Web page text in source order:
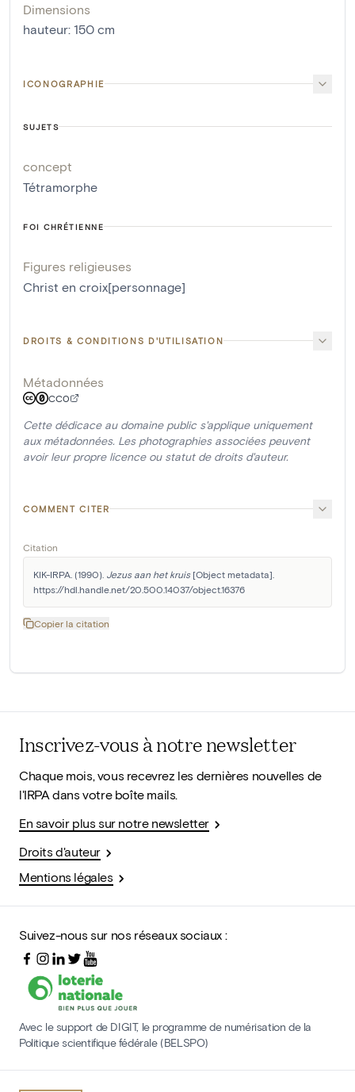
Dimensions
hauteur: 150 cm
ICONOGRAPHIE
SUJETS
concept
Tétramorphe
FOI CHRÉTIENNE
Figures religieuses
Christ en croix[personnage]
DROITS & CONDITIONS D'UTILISATION
Métadonnées
CC0
Cette dédicace au domaine public s'applique uniquement
aux métadonnées. Les photographies associées peuvent
avoir leur propre licence ou statut de droits d'auteur.
COMMENT CITER
Citation
KIK-IRPA. (1990). Jezus aan het kruis [Object metadata].
https://hdl.handle.net/20.500.14037/object.16376
Copier la citation
Inscrivez-vous à notre newsletter
Chaque mois, vous recevrez les dernières nouvelles de
l'IRPA dans votre boîte mails.
En savoir plus sur notre newsletter
Droits d'auteur
Mentions légales
Suivez-nous sur nos réseaux sociaux :
Avec le support de DIGIT, le programme de numérisation de la
Politique scientifique fédérale (BELSPO)